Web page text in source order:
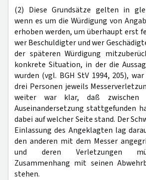
(2) Diese Grundsätze gelten in
wenn es um die Würdigung von
erhoben werden, um überhaupt erst
wer Beschuldigter und wer
der späteren Würdigung
konkrete Situation, in der die
wurden (vgl. BGH StV 1994, 205),
drei Personen jeweils
weiter war klar, daß zwischen
Auseinandersetzung stattgefunden
dabei auf welcher Seite stand. Der
Einlassung des Angeklagten lag
den anderen mit dem Messer
und deren Verletzungen
Zusammenhang mit seinen
stehen.